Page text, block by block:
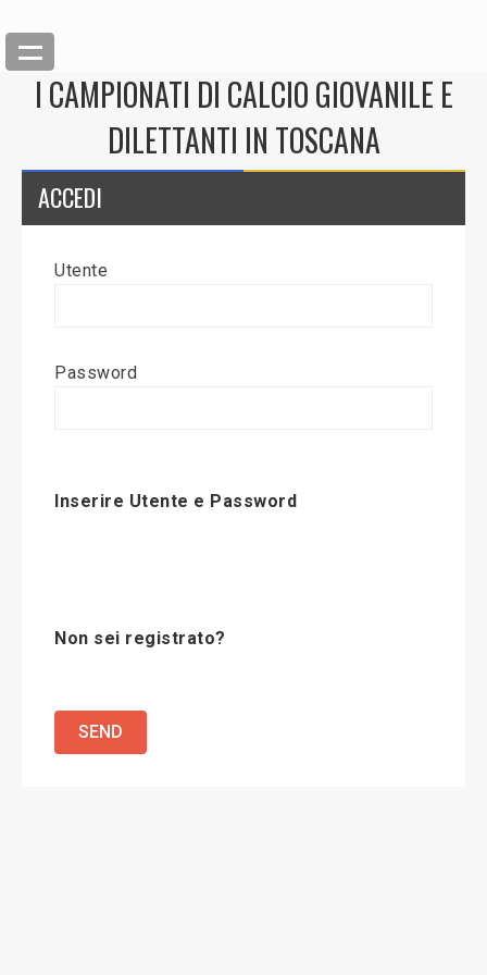
Back
Modifica News
I CAMPIONATI DI CALCIO GIOVANILE E
DILETTANTI IN TOSCANA
ACCEDI
Utente
Password
Inserire Utente e Password
Non sei registrato?